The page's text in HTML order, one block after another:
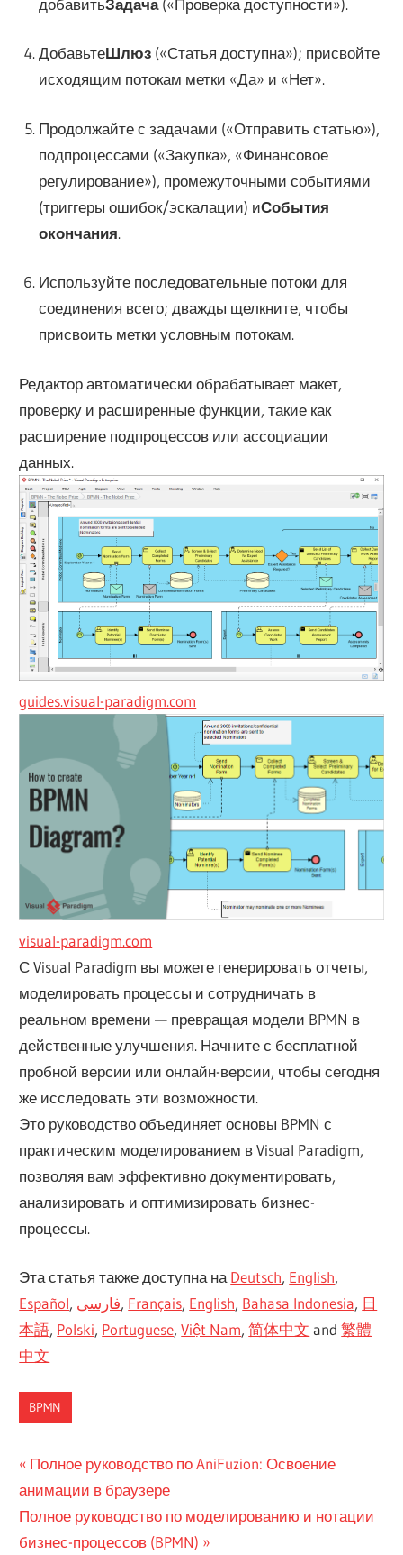
добавитьЗадача(«Проверка доступности»).
ДобавьтеШлюз(«Статья доступна»); присвойте
исходящим потокам метки «Да» и «Нет».
Продолжайте с задачами («Отправить статью»),
подпроцессами («Закупка», «Финансовое
регулирование»), промежуточными событиями
(триггеры ошибок/эскалации) иСобытия
окончания.
Используйте последовательные потоки для
соединения всего; дважды щелкните, чтобы
присвоить метки условным потокам.
Редактор автоматически обрабатывает макет,
проверку и расширенные функции, такие как
расширение подпроцессов или ассоциации
данных.
guides.visual-paradigm.com
visual-paradigm.com
С Visual Paradigm вы можете генерировать отчеты,
моделировать процессы и сотрудничать в
реальном времени — превращая модели BPMN в
действенные улучшения. Начните с бесплатной
пробной версии или онлайн-версии, чтобы сегодня
же исследовать эти возможности.
Это руководство объединяет основы BPMN с
практическим моделированием в Visual Paradigm,
позволяя вам эффективно документировать,
анализировать и оптимизировать бизнес-
процессы.
Эта статья также доступна наDeutsch, English,
Español, فارسی, Français, English, Bahasa Indonesia, 日
本語, Polski, Portuguese,Việt Nam,简体中文 and繁體
中文
BPMN
Навигация
по
записям
Предыдущая
запись:
Полное руководство по AniFuzion: Освоение
анимации в браузере
Следующая
запись:
Полное руководство по моделированию и нотации
бизнес-процессов (BPMN)